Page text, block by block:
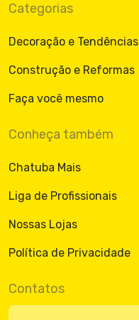
Categorias
Decoração e Tendências
Construção e Reformas
Faça você mesmo
Conheça também
Chatuba Mais
Liga de Profissionais
Nossas Lojas
Política de Privacidade
Contatos